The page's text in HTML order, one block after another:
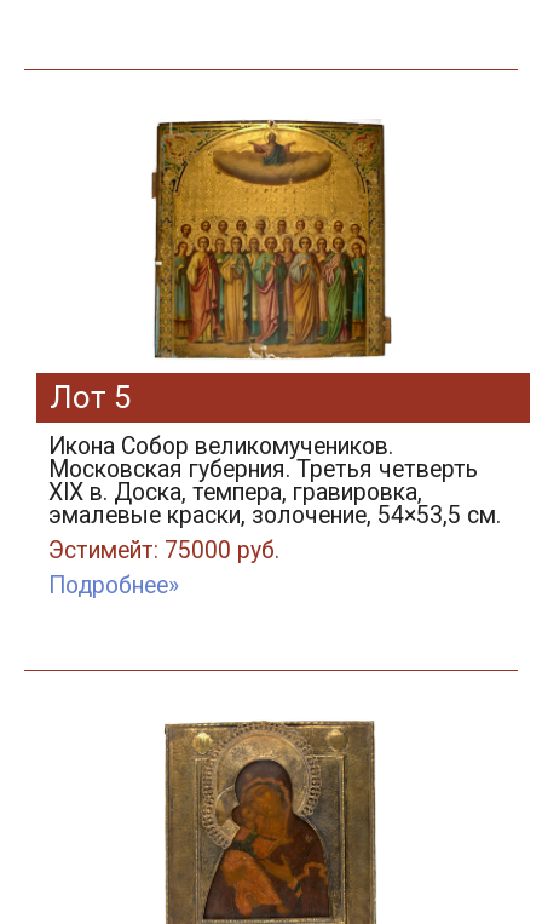
Лот 5
Икона Собор великомучеников.
Московская губерния. Третья четверть
XIX в. Доска, темпера, гравировка,
эмалевые краски, золочение, 54×53,5 см.
Эстимейт: 75000 руб.
Подробнее»